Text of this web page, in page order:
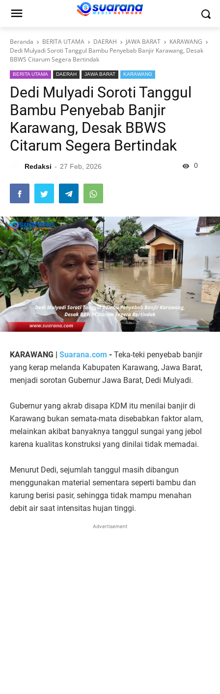
Beranda BERITA UTAMA DAERAH JAWA BARAT
KARAWANG
Dedi Mulyadi Soroti Tanggul Bambu Penyebab Banjir Karawang, Desak
BBWS Citarum Segera Bertindak
BERITA UTAMA DAERAH JAWA BARAT KARAWANG
Dedi Mulyadi Soroti Tanggul
Bambu Penyebab Banjir
Karawang, Desak BBWS
Citarum Segera Bertindak
Redaksi 27 Feb, 2026 0
KARAWANG | Suarana.com - Teka-teki penyebab banjir
yang kerap melanda Kabupaten Karawang, Jawa Barat,
menjadi sorotan Gubernur Jawa Barat, Dedi Mulyadi.
Gubernur yang akrab disapa KDM itu menilai banjir di
Karawang bukan semata-mata disebabkan faktor alam,
melainkan akibat banyaknya tanggul sungai yang jebol
karena kualitas konstruksi yang dinilai tidak memadai.
Menurut Dedi, sejumlah tanggul masih dibangun
menggunakan material sementara seperti bambu dan
karung berisi pasir, sehingga tidak mampu menahan
debit air saat intensitas hujan tinggi.
Advertisement